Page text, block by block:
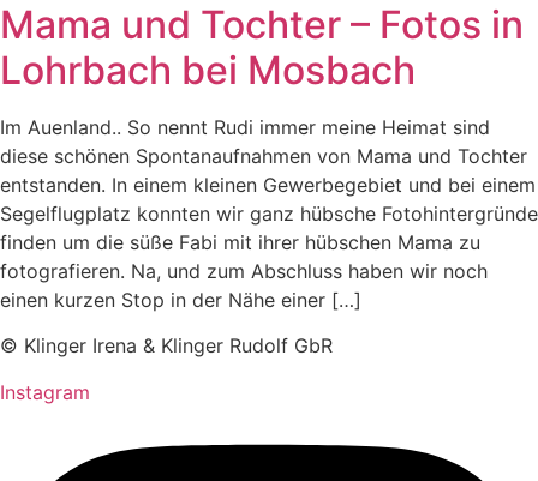
Mama und Tochter – Fotos in
Lohrbach bei Mosbach
Im Auenland.. So nennt Rudi immer meine Heimat sind
diese schönen Spontanaufnahmen von Mama und Tochter
entstanden. In einem kleinen Gewerbegebiet und bei einem
Segelflugplatz konnten wir ganz hübsche Fotohintergründe
finden um die süße Fabi mit ihrer hübschen Mama zu
fotografieren. Na, und zum Abschluss haben wir noch
einen kurzen Stop in der Nähe einer […]
© Klinger Irena & Klinger Rudolf GbR
Instagram